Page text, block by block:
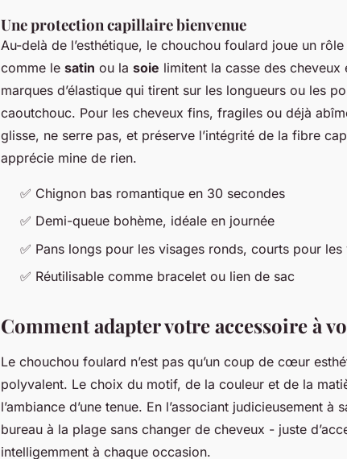
Une protection capillaire bienvenue
Au-delà de l’esthétique, le chouchou foulard joue un
comme le satin ou la soie limitent la casse des
marques d’élastique qui tirent sur les longueurs ou les
caoutchouc. Pour les cheveux fins, fragiles ou déjà
glisse, ne serre pas, et préserve l’intégrité de la fibre
apprécie mine de rien.
✅ Chignon bas romantique en 30 secondes
✅ Demi-queue bohème, idéale en journée
✅ Pans longs pour les visages ronds, courts pour
✅ Réutilisable comme bracelet ou lien de sac
Comment adapter votre accessoire à
Le chouchou foulard n’est pas qu’un coup de cœur
polyvalent. Le choix du motif, de la couleur et de la
l’ambiance d’une tenue. En l’associant judicieusement
bureau à la plage sans changer de cheveux - juste
intelligemment à chaque occasion.